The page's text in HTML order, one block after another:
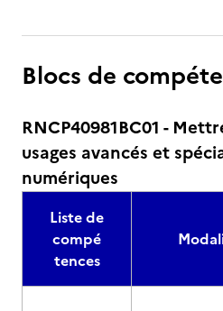
Blocs de
RNCP40981BC01 -
usages avancés et
numériques
Liste de
compé
tences